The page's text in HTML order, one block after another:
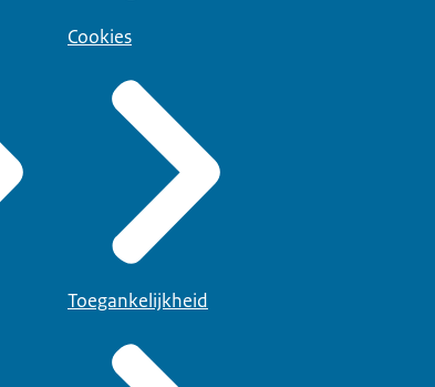
Cookies
Toegankelijkheid